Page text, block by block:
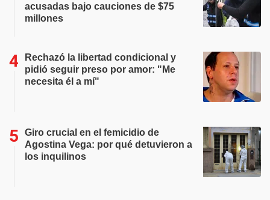
acusadas bajo cauciones de $75
millones
Rechazó la libertad condicional y
pidió seguir preso por amor: "Me
necesita él a mí"
Giro crucial en el femicidio de
Agostina Vega: por qué detuvieron a
los inquilinos